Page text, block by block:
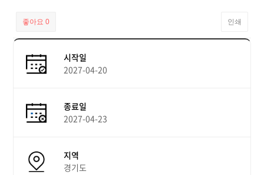
좋아요0 인쇄
시작일
2027-04-20
종료일
2027-04-23
지역
경기도